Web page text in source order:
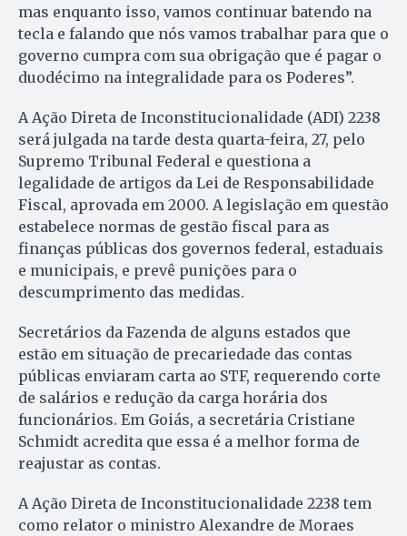
mas enquanto isso, vamos continuar batendo na
tecla e falando que nós vamos trabalhar para que o
governo cumpra com sua obrigação que é pagar o
duodécimo na integralidade para os Poderes”.
A Ação Direta de Inconstitucionalidade (ADI) 2238
será julgada na tarde desta quarta-feira, 27, pelo
Supremo Tribunal Federal e questiona a
legalidade de artigos da Lei de Responsabilidade
Fiscal, aprovada em 2000. A legislação em questão
estabelece normas de gestão fiscal para as
finanças públicas dos governos federal, estaduais
e municipais, e prevê punições para o
descumprimento das medidas.
Secretários da Fazenda de alguns estados que
estão em situação de precariedade das contas
públicas enviaram carta ao STF, requerendo corte
de salários e redução da carga horária dos
funcionários. Em Goiás, a secretária Cristiane
Schmidt acredita que essa é a melhor forma de
reajustar as contas.
A Ação Direta de Inconstitucionalidade 2238 tem
como relator o ministro Alexandre de Moraes